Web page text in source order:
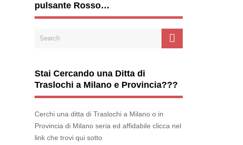
pulsante Rosso…
Stai Cercando una Ditta di
Traslochi a Milano e Provincia???
Cerchi una ditta di Traslochi a Milano o in
Provincia di Milano seria ed affidabile clicca nel
link che trovi qui sotto